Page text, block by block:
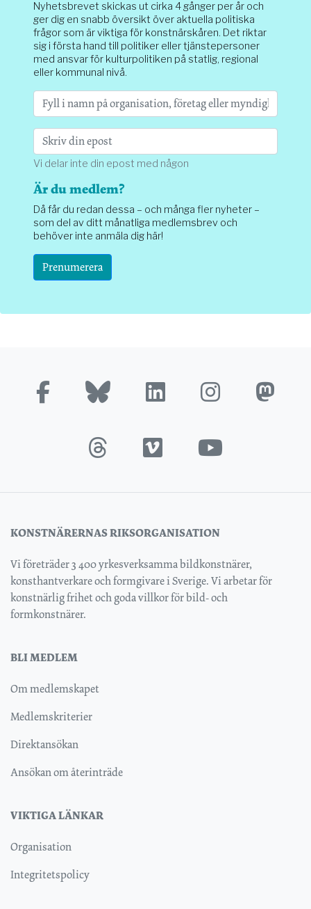
Nyhetsbrevet skickas ut cirka 4 gånger per år och
ger dig en snabb översikt över aktuella politiska
frågor som är viktiga för konstnärskåren. Det riktar
sig i första hand till politiker eller tjänstepersoner
med ansvar för kulturpolitiken på statlig, regional
eller kommunal nivå.
Vi delar inte din epost med någon
Är du medlem?
Då får du redan dessa – och många fler nyheter –
som del av ditt månatliga medlemsbrev och
behöver inte anmäla dig här!
Prenumerera
KONSTNÄRERNAS RIKSORGANISATION
Vi företräder 3 400 yrkesverksamma bildkonstnärer,
konsthantverkare och formgivare i Sverige. Vi arbetar för
konstnärlig frihet och goda villkor för bild- och
formkonstnärer.
BLI MEDLEM
Om medlemskapet
Medlemskriterier
Direktansökan
Ansökan om återinträde
VIKTIGA LÄNKAR
Organisation
Integritetspolicy